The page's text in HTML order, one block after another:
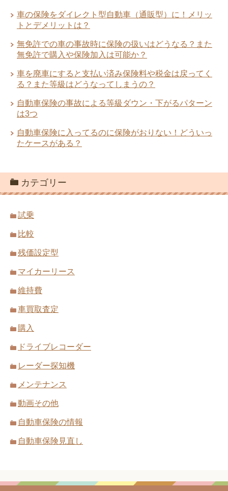
車の保険をダイレクト型自動車（通販型）に！メリッ
トとデメリットは？
無免許での車の事故時に保険の扱いはどうなる？また
無免許で購入や保険加入は可能か？
車を廃車にすると支払い済み保険料や税金は戻ってく
る？また等級はどうなってしまうの？
自動車保険の事故による等級ダウン・下がるパターン
は3つ
自動車保険に入ってるのに保険がおりない！どういっ
たケースがある？
カテゴリー
試乗
比較
残価設定型
マイカーリース
維持費
車買取査定
購入
ドライブレコーダー
レーダー探知機
メンテナンス
動画その他
自動車保険の情報
自動車保険見直し